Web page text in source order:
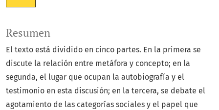
Resumen
El texto está dividido en cinco partes. En la primera se
discute la relación entre metáfora y concepto; en la
segunda, el lugar que ocupan la autobiografía y el
testimonio en esta discusión; en la tercera, se debate el
agotamiento de las categorías sociales y el papel que